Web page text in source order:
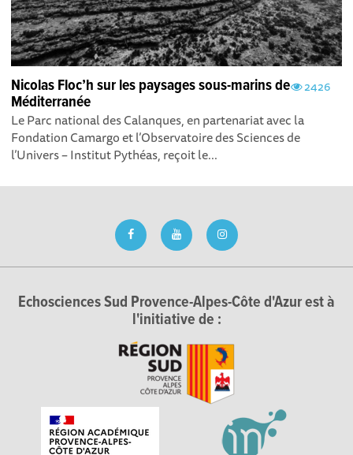
2426
Nicolas Floc’h sur les paysages sous-marins de
Méditerranée
Le Parc national des Calanques, en partenariat avec la
Fondation Camargo et l’Observatoire des Sciences de
l’Univers – Institut Pythéas, reçoit le...
Echosciences Sud Provence-Alpes-Côte d'Azur est à
l'initiative de :